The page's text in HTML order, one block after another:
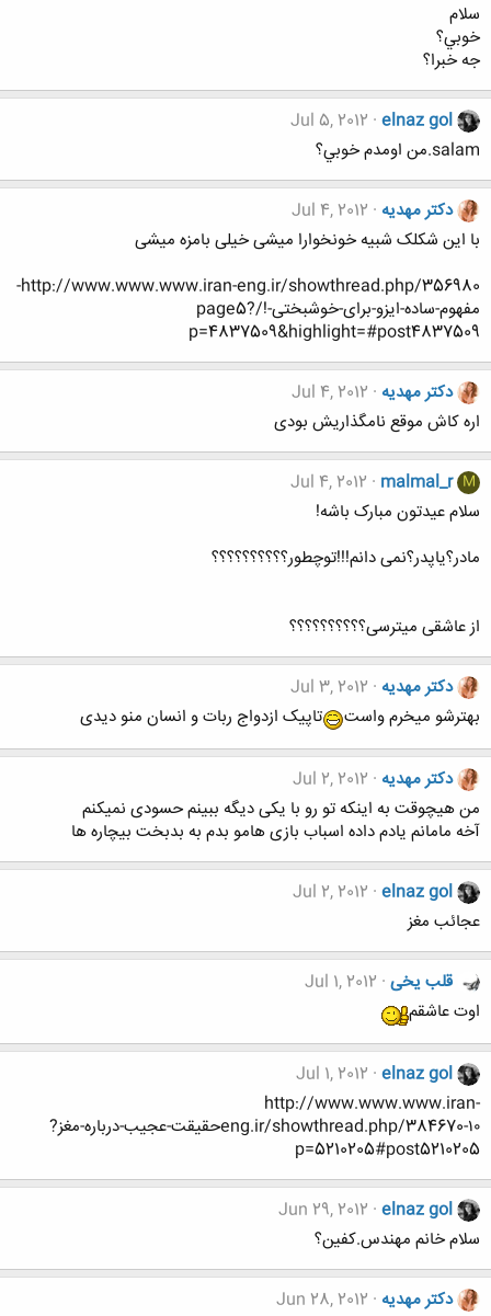
سلام
خوبي؟
جه خبرا؟
elnaz gol
Jul 5, 2012
salam.من اومدم خوبي؟
دکتر مهدیه Jul 4, 2012
با این شکلک شبیه خونخوارا میشی خیلی بامزه میشی
http://www.www.www.iran-eng.ir/showthread.php/356980-
مفهوم-ساده-ایزو-برای-خوشبختی-!/page5?
p=4837509&highlight=#post4837509
دکتر مهدیه Jul 4, 2012
اره کاش موقع نامگذاریش بودی
M
malmal_r
Jul 4, 2012
سلام عیدتون مبارک باشه!
مادر؟یاپدر؟نمی دانم!!!توچطور؟؟؟؟؟؟؟؟؟؟
از عاشقی میترسی؟؟؟؟؟؟؟؟؟؟
دکتر مهدیه Jul 3, 2012
بهترشو میخرم واست
تاپیک ازدواج ربات و انسان منو دیدی
دکتر مهدیه Jul 2, 2012
من هیچوقت به اینکه تو رو با یکی دیگه ببینم حسودی نمیکنم
آخه مامانم یادم داده اسباب بازی هامو بدم به بدبخت بیچاره ها
elnaz gol
Jul 2, 2012
عجائب مغز
قلب یخی Jul 1, 2012
اوت عاشقم
elnaz gol
Jul 1, 2012
http://www.www.www.iran-
eng.ir/showthread.php/384670-۱۰حقیقت-عجیب-درباره-مغز?
p=5210205#post5210205
elnaz gol
Jun 29, 2012
سلام خانم مهندس.كفين؟
دکتر مهدیه Jun 28, 2012